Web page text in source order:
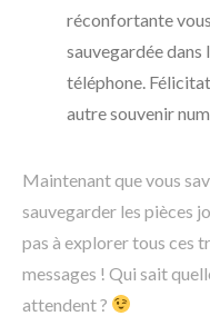
réconfortante
sauvegardée dans
téléphone.
autre souvenir
Maintenant que vous
sauvegarder les pièces
pas à explorer tous ces
messages ! Qui sait
attendent ?